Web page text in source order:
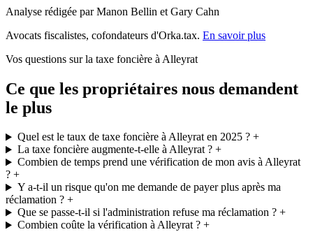
Analyse rédigée par Manon Bellin et Gary Cahn
Avocats fiscalistes, cofondateurs d'Orka.tax. En savoir plus
Vos questions sur la taxe foncière à Alleyrat
Ce que les propriétaires nous demandent
le plus
Quel est le taux de taxe foncière à Alleyrat en 2025 ?+
La taxe foncière augmente-t-elle à Alleyrat ?+
Combien de temps prend une vérification de mon avis à Alleyrat
? +
Y a-t-il un risque qu'on me demande de payer plus après ma
réclamation ? +
Que se passe-t-il si l'administration refuse ma réclamation ?+
Combien coûte la vérification à Alleyrat ?+